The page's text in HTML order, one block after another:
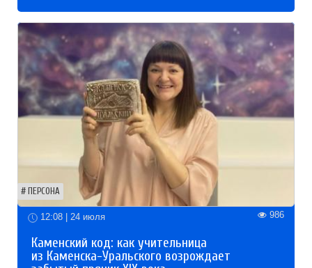
ПЕРСОНА
12:08 | 24 июля 986
Каменский код: как учительница
из Каменска-Уральского возрождает